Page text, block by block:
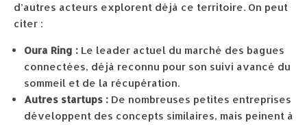
d’autres acteurs explorent déjà ce territoire. On peut
citer :
Oura Ring : Le leader actuel du marché des bagues
connectées, déjà reconnu pour son suivi avancé du
sommeil et de la récupération.
Autres startups : De nombreuses petites entreprises
développent des concepts similaires, mais peinent à